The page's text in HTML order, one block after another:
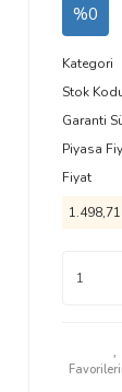
%0
Kategori
Stok
Garanti
Piyasa
Fiyat